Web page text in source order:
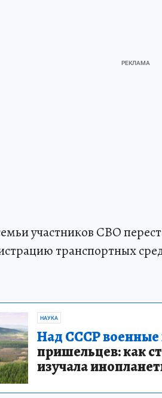
участников СВО
транспортных
НАУКА
Над СССР военные
пришельцев: как
изучала